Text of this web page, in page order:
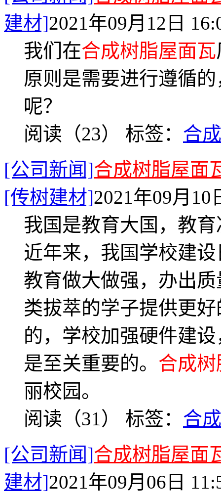
建材]2021年09月12日
我们在合成树脂屋面瓦
原则是需要进行遵循
呢？
阅读（23） 标签： 合
[公司新闻]合成树脂屋面
[传树建材]2021年09月10
我国是教育大国，教
近年来，我国学校建
教育做大做强，办出
类拔萃的学子提供更
的，学校加强硬件建
是至关重要的。 合成
丽校园。
阅读（31） 标签： 合
[公司新闻]合成树脂屋面
建材]2021年09月06日